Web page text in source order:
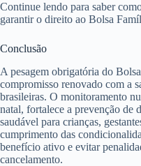
Continue lendo para saber
garantir o direito ao Bolsa
Conclusão
A pesagem obrigatória do
compromisso renovado com a
brasileiras. O monitoramento
natal, fortalece a prevenção de
saudável para crianças,
cumprimento das
benefício ativo e evitar
cancelamento.